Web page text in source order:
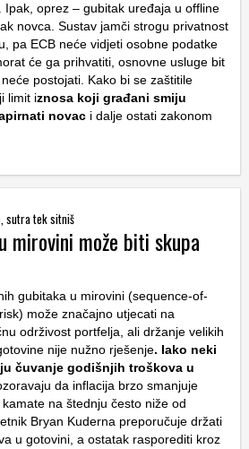
. Ipak, oprez – gubitak uređaja u offline
novca. Sustav jamči strogu privatnost
pa ECB neće vidjeti osobne podatke
će ga prihvatiti, osnovne usluge bit
postojati. Kako bi se zaštitile
limit iznosa koji građani smiju
novac i dalje ostati zakonom
sutra tek sitniš
mirovini može biti skupa
gubitaka u mirovini (sequence-of-
može značajno utjecati na
održivost portfelja, ali držanje velikih
nije nužno rješenje. Iako neki
čuvanje godišnjih troškova u
da inflacija brzo smanjuje
na štednju često niže od
Bryan Kuderna preporučuje držati
u gotovini, a ostatak rasporediti kroz